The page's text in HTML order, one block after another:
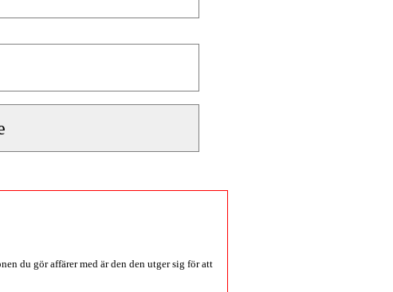
du gör affärer med är den den utger sig för att